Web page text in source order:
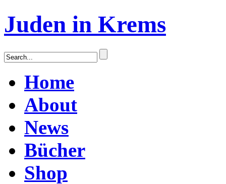
Juden in Krems
Home
About
News
Bücher
Shop